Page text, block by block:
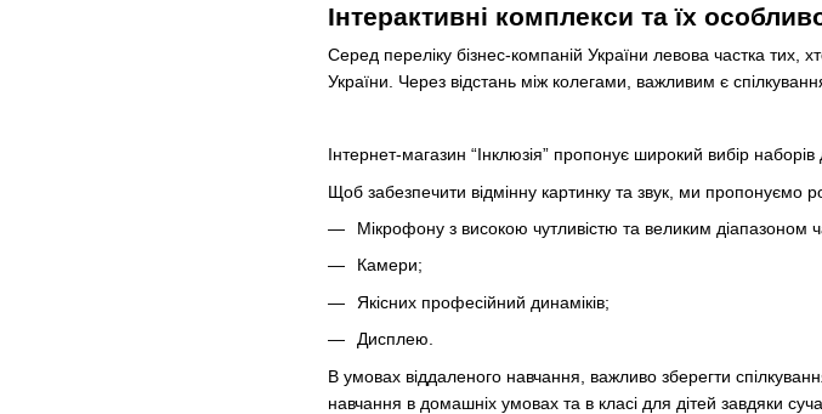
Інтерактивні комплекси та їх
Серед переліку бізнес-компаній України левова частка тих,
України. Через відстань між колегами, важливим є
Інтернет-магазин “Інклюзія” пропонує широкий вибір наборів
Щоб забезпечити відмінну картинку та звук, ми пропонуємо
Мікрофону з високою чутливістю та великим діапазоном
Камери;
Якісних професійний динаміків;
Дисплею.
В умовах віддаленого навчання, важливо зберегти
навчання в домашніх умовах та в класі для дітей завдяки